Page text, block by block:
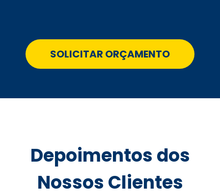
SOLICITAR ORÇAMENTO
Depoimentos dos
Nossos Clientes